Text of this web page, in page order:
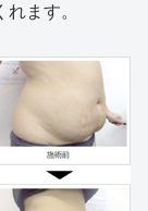
ます。